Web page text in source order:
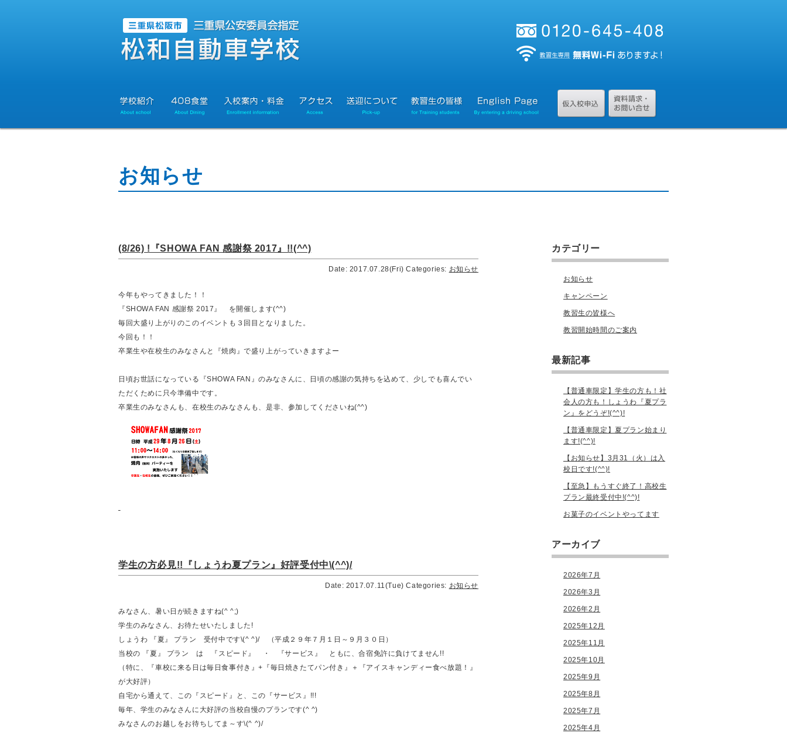
お知らせ
(8/26) !『SHOWA FAN 感謝祭 2017』!!(^^)
Date: 2017.07.28(Fri) Categories: お知らせ
今年もやってきました！！
『SHOWA FAN 感謝祭 2017』 を開催します(^^)
毎回大盛り上がりのこのイベントも３回目となりました。
今回も！！
卒業生や在校生のみなさんと
『焼肉』で盛り上がっていきますよー
日頃お世話になっている 『SHOWA FAN』のみなさんに、日頃の感謝の気持ちを込めて、少しでも喜んでい
ただくために只今準備中です。
卒業生のみなさんも、在校生のみなさんも、是非、参加してくださいね(^^)
学生の方必見!!『しょうわ夏プラン』好評受付中\(^^)/
Date: 2017.07.11(Tue) Categories: お知らせ
みなさん、暑い日が続きますね(^ ^;)
学生のみなさん、お待たせいたしました!
しょうわ
『夏』 プラン 受付中です\(^ ^)/ （平成２９年７月１日～９月３０日）
当校の 『夏』 プラン は 『スピード』 ・ 『サービス』 ともに、合宿免許に負けてません!!
（特に、
『車校に来る日は毎日食事付き』+『毎日焼きたてパン付き』＋
『アイスキャンディー食べ放題！』
が大好評）
自宅から通えて、この 『スピード』 と、この 『サービス』!!!
毎年、学生のみなさんに大好評の当校自慢のプランです(^ ^)
みなさんのお越しをお待ちしてま～す\(^ ^)/
カテゴリー
お知らせ
キャンペーン
教習生の皆様へ
教習開始時間のご案内
最新記事
【普通車限定】学生の方も！社
会人の方も！しょうわ『夏プラ
ン』をどうぞ!(^^)!
【普通車限定】夏プラン始まり
ます!(^^)!
【お知らせ】3月31（火）は入
校日です!(^^)!
【至急】もうすぐ終了！高校生
プラン最終受付中!(^^)!
お菓子のイベントやってます
アーカイブ
2026年7月
2026年3月
2026年2月
2025年12月
2025年11月
2025年10月
2025年9月
2025年8月
2025年7月
2025年4月